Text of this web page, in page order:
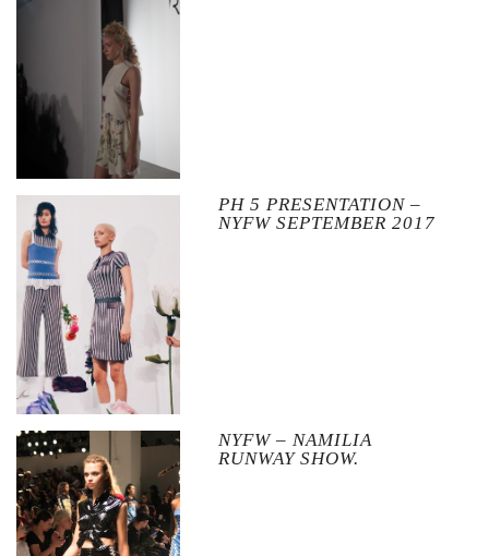
PH 5 PRESENTATION –
NYFW SEPTEMBER 2017
NYFW – NAMILIA
RUNWAY SHOW.